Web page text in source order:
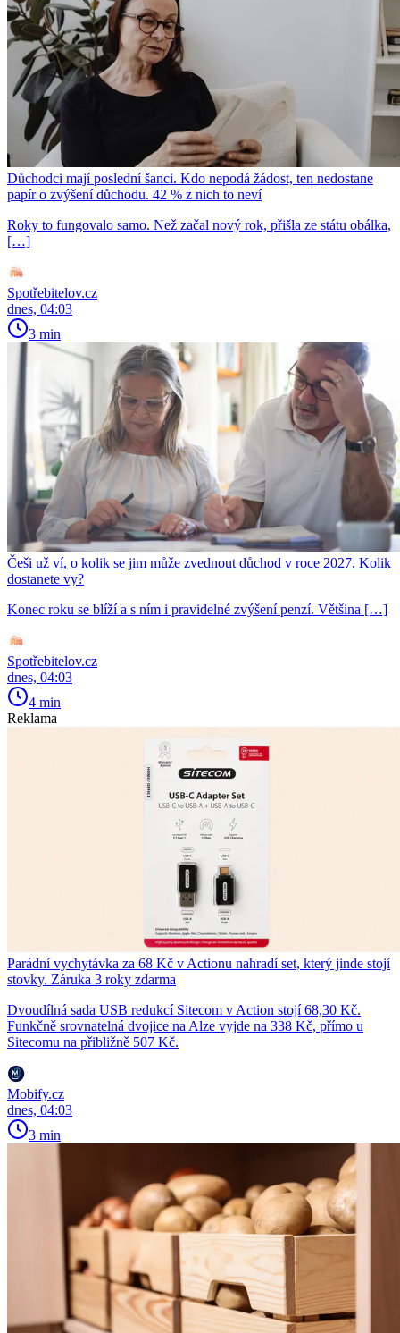
Důchodci mají poslední šanci. Kdo nepodá žádost, ten nedostane
papír o zvýšení důchodu. 42 % z nich to neví
Roky to fungovalo samo. Než začal nový rok, přišla ze státu obálka,
[…]
Spotřebitelov.cz
dnes, 04:03
3 min
Češi už ví, o kolik se jim může zvednout důchod v roce 2027. Kolik
dostanete vy?
Konec roku se blíží a s ním i pravidelné zvýšení penzí. Většina […]
Spotřebitelov.cz
dnes, 04:03
4 min
Reklama
Parádní vychytávka za 68 Kč v Actionu nahradí set, který jinde stojí
stovky. Záruka 3 roky zdarma
Dvoudílná sada USB redukcí Sitecom v Action stojí 68,30 Kč.
Funkčně srovnatelná dvojice na Alze vyjde na 338 Kč, přímo u
Sitecomu na přibližně 507 Kč.
Mobify.cz
dnes, 04:03
3 min